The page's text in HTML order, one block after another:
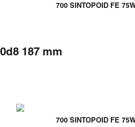
700 SINTOPOID FE
187 mm
700 SINTOPOID FE